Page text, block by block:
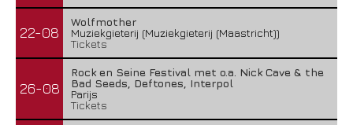
22-08
Wolfmother
Muziekgieterij (Muziekgieterij (Maastricht))
Tickets
26-08
Rock en Seine Festival met o.a. Nick Cave & the
Bad Seeds, Deftones, Interpol
Parijs
Tickets